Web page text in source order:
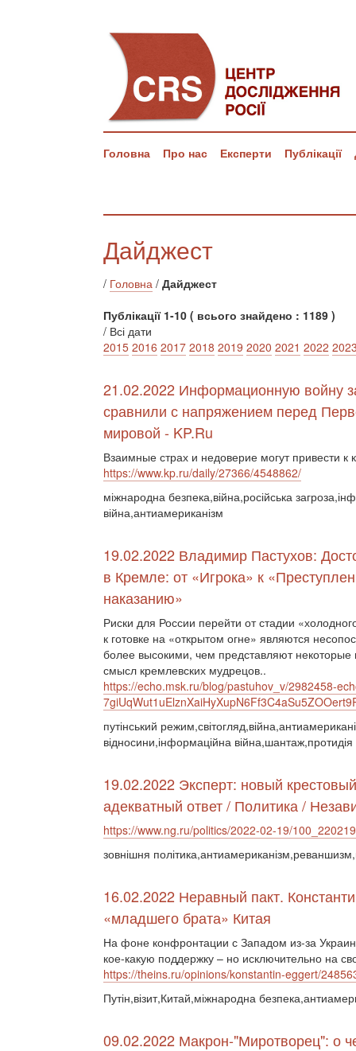
Головна Про нас Експерти Публікації
Дайджест
/ Головна / Дайджест
Публікації 1-10 ( всього знайдено : 1189 )
/ Всі дати
2015 2016 2017 2018 2019 2020 2021 2022
21.02.2022 Информационную войну
сравнили с напряжением перед
мировой - KP.Ru
Взаимные страх и недоверие могут привести к
https://www.kp.ru/daily/27366/4548862/
міжнародна безпека,війна,російська
війна,антиамериканізм
19.02.2022 Владимир Пастухов:
в Кремле: от «Игрока» к
наказанию»
Риски для России перейти от стадии
к готовке на «открытом огне» являются
более высокими, чем представляют
смысл кремлевских мудрецов..
https://echo.msk.ru/blog/pastuhov_v/2982458-
путінський
відносини,інформаційна
19.02.2022 Эксперт: новый
адекватный ответ / Политика /
https://www.ng.ru/politics/2022-02-19/
зовнішня
16.02.2022 Неравный пакт.
«младшего брата» Китая
На фоне конфронтации с Западом из-за
кое-какую поддержку – но исключительно на
https://theins.ru/opinions/konstantin-eggert/
Путін,візит,Китай,міжнародна
09.02.2022 Макрон-"Миротворец": о